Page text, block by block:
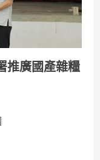
推廣國產雜糧